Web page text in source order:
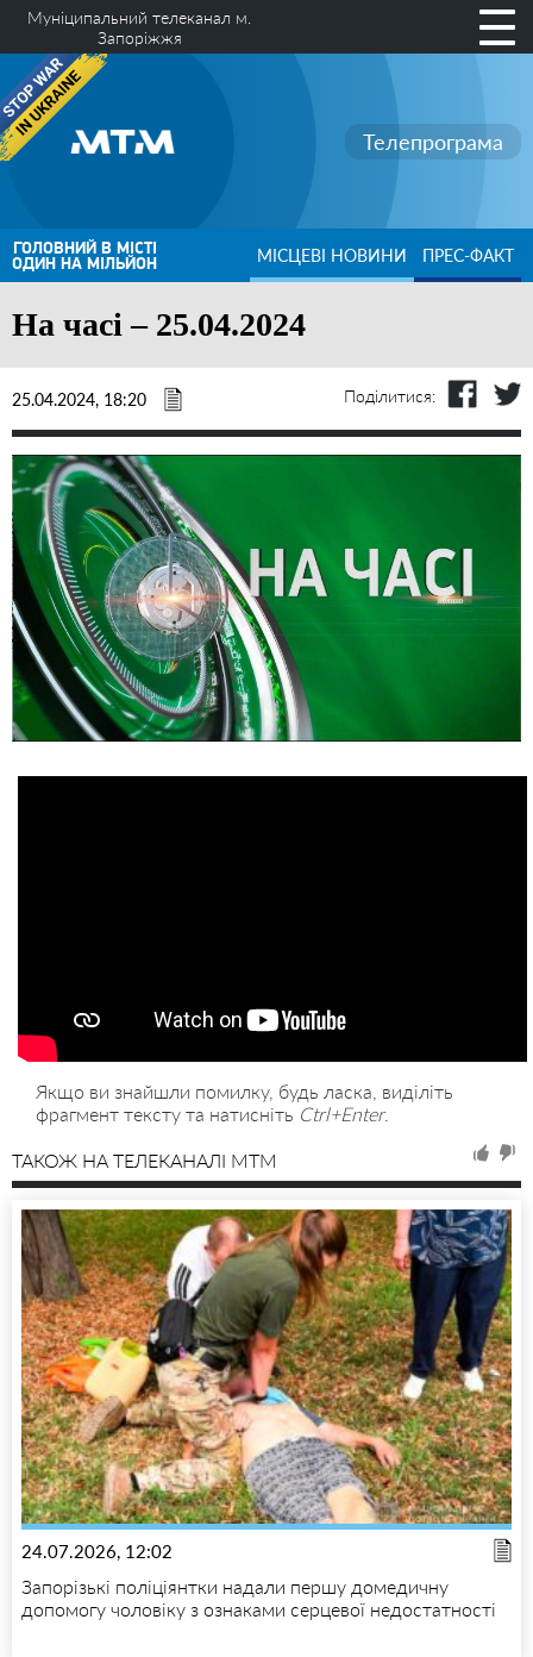
Муніципальний телеканал м.
Запоріжжя
Телепрограма
ГОЛОВНИЙ В МІСТІ
ОДИН НА МІЛЬЙОН МІСЦЕВІ НОВИНИ ПРЕС-ФАКТ
На часі – 25.04.2024
25.04.2024, 18:20 Поділитися:
Якщо ви знайшли помилку, будь ласка, виділіть
фрагмент тексту та натисніть Ctrl+Enter.
ТАКОЖ НА ТЕЛЕКАНАЛІ MTM
24.07.2026, 12:02
Запорізькі поліціянтки надали першу домедичну
допомогу чоловіку з ознаками серцевої недостатності